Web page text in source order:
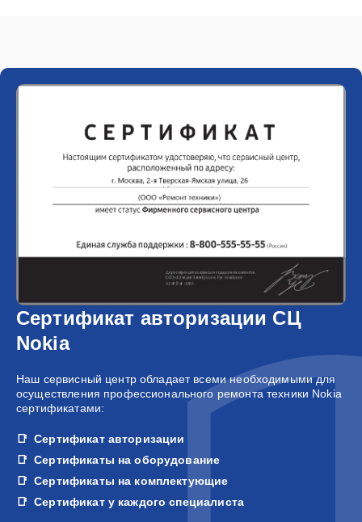
Сертификат авторизации СЦ
Nokia
Наш сервисный центр обладает всеми необходимыми для
осуществления профессионального ремонта техники Nokia
сертификатами:
Сертификат авторизации
Сертификаты на оборудование
Сертификаты на комплектующие
Сертификат у каждого специалиста